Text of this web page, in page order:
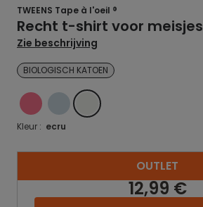
TWEENS Tape à l'oeil ®
Recht t-shirt voor
Zie beschrijving
BIOLOGISCH KATOEN
ROZE BLAUWECRU
Kleur : ecru
OUTLET
12,99 €